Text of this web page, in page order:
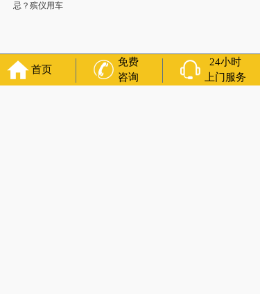
忌？殡仪用车
首页
免费
咨询
24小时
上门服务